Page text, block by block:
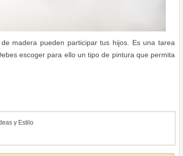
madera pueden participar tus hijos. Es una tarea
escoger para ello un tipo de pintura que permita
y Estilo